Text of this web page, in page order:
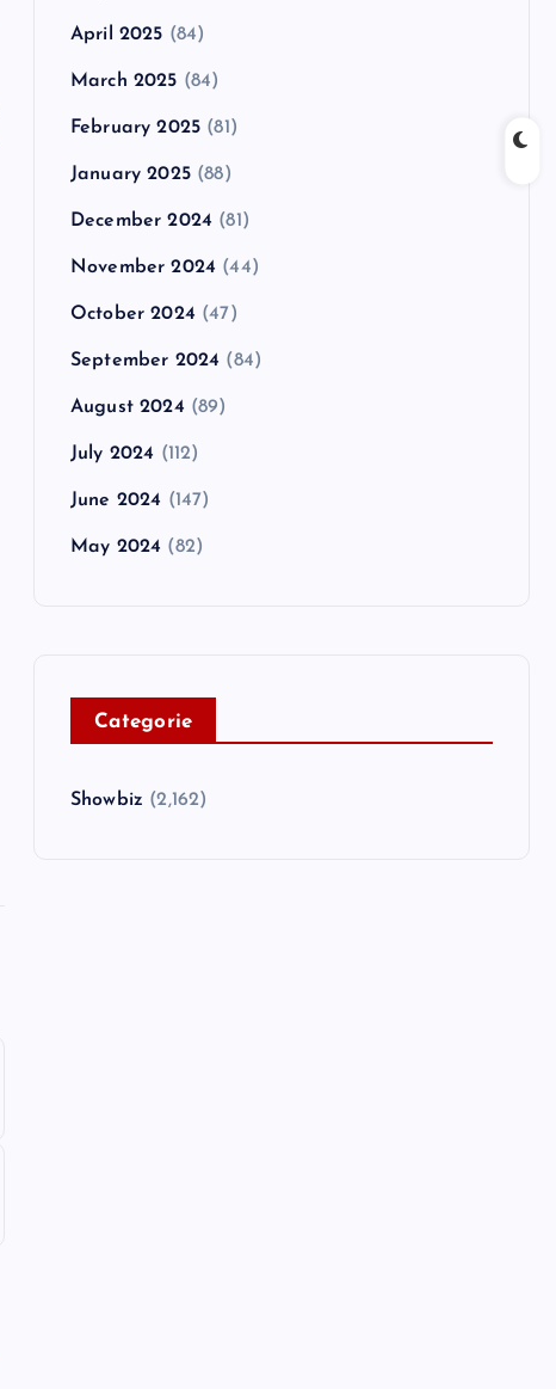
April 2025 (84)
March 2025 (84)
February 2025 (81)
January 2025(88)
December 2024 (81)
November 2024 (44)
October 2024 (47)
September 2024 (84)
August 2024 (89)
July 2024 (112)
June 2024 (147)
May 2024 (82)
Categorie
Showbiz (2,162)